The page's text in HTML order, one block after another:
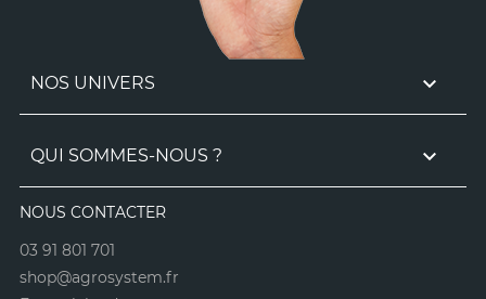
NOS UNIVERS 
QUI SOMMES-NOUS ? 
NOUS CONTACTER
03 91 801 701
shop@agrosystem.fr